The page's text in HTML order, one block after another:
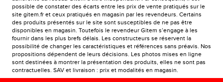
possible de constater des écarts entre les prix de vente pratiqués sur le
site gitem.fr et ceux pratiqués en magasin par les revendeurs. Certains
des produits présentés sur le site sont susceptibles de ne pas être
disponibles en magasin. Toutefois le revendeur Gitem s’engage à les
fournir dans les plus brefs délais. Les constructeurs se réservent la
possibilité de changer les caractéristiques et références sans préavis. Nos
propositions dépendent de leurs décisions. Les photos mises en ligne
sont destinées à montrer la présentation des produits, elles ne sont pas
contractuelles. SAV et livraison : prix et modalités en magasin.